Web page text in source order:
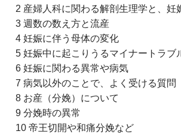
2 産婦人科に関わる解剖生理学と、妊
3 週数の数え方と流産
4 妊娠に伴う母体の変化
5 妊娠中に起こりうるマイナートラブ
6 妊娠に関わる異常や病気
7 病気以外のことで、よく受ける質問
8 お産（分娩）について
9 分娩時の異常
10 帝王切開や和痛分娩など